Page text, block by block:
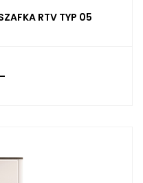
RTV TYP 05